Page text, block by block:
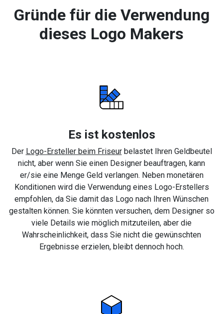
Gründe für die Verwendung
dieses Logo Makers
Es ist kostenlos
Der Logo-Ersteller beim Friseurbelastet Ihren Geldbeutel
nicht, aber wenn Sie einen Designer beauftragen, kann
er/sie eine Menge Geld verlangen. Neben monetären
Konditionen wird die Verwendung eines Logo-Erstellers
empfohlen, da Sie damit das Logo nach Ihren Wünschen
gestalten können. Sie könnten versuchen, dem Designer so
viele Details wie möglich mitzuteilen, aber die
Wahrscheinlichkeit, dass Sie nicht die gewünschten
Ergebnisse erzielen, bleibt dennoch hoch.